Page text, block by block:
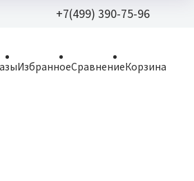
+7(499) 390-75-96
ИзбранноеСравнениеКорзина